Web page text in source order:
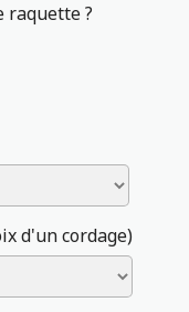
raquette ?
d'un cordage)